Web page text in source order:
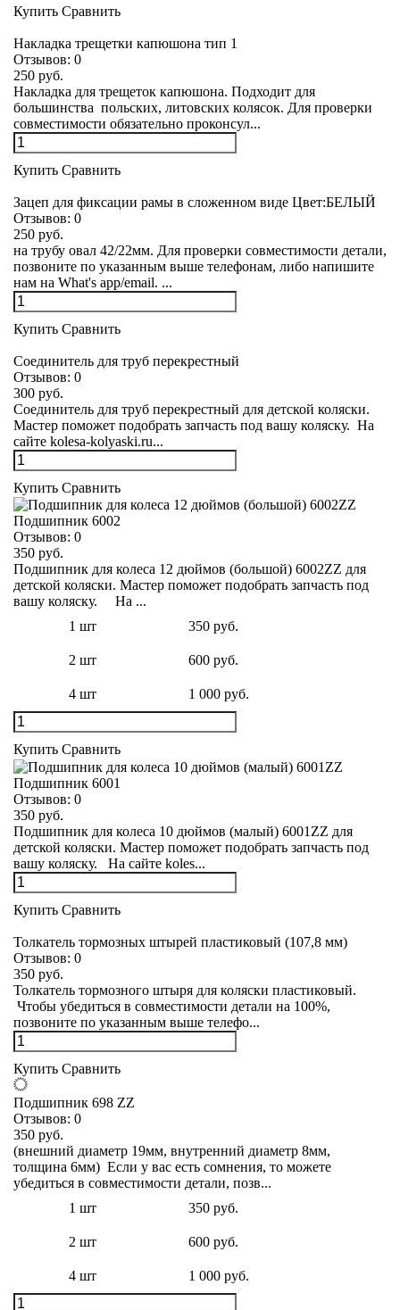
Купить Сравнить
Накладка трещетки капюшона тип 1
Отзывов: 0
250 руб.
Накладка для трещеток капюшона. Подходит для
большинства польских, литовских колясок. Для проверки
совместимости обязательно проконсул...
Купить Сравнить
Зацеп для фиксации рамы в сложенном виде Цвет:БЕЛЫЙ
Отзывов: 0
250 руб.
на трубу овал 42/22мм. Для проверки совместимости детали,
позвоните по указанным выше телефонам, либо напишите
нам на What's app/email. ...
Купить Сравнить
Соединитель для труб перекрестный
Отзывов: 0
300 руб.
Соединитель для труб перекрестный для детской коляски.
Мастер поможет подобрать запчасть под вашу коляску. На
сайте kolesa-kolyaski.ru...
Купить Сравнить
Подшипник 6002
Отзывов: 0
350 руб.
Подшипник для колеса 12 дюймов (большой) 6002ZZ для
детской коляски. Мастер поможет подобрать запчасть под
вашу коляску. На ...
1 шт
350 руб.
2 шт 600 руб.
4 шт 1 000 руб.
Купить Сравнить
Подшипник 6001
Отзывов: 0
350 руб.
Подшипник для колеса 10 дюймов (малый) 6001ZZ для
детской коляски. Мастер поможет подобрать запчасть под
вашу коляску. На сайте koles...
Купить Сравнить
Толкатель тормозных штырей пластиковый (107,8 мм)
Отзывов: 0
350 руб.
Толкатель тормозного штыря для коляски пластиковый.
Чтобы убедиться в совместимости детали на 100%,
позвоните по указанным выше телефо...
Купить Сравнить
Подшипник 698 ZZ
Отзывов: 0
350 руб.
(внешний диаметр 19мм, внутренний диаметр 8мм,
толщина 6мм) Если у вас есть сомнения, то можете
убедиться в совместимости детали, позв...
1 шт
350 руб.
2 шт 600 руб.
4 шт 1 000 руб.